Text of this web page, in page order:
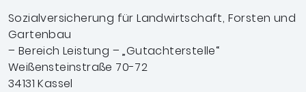
Sozialversicherung für Landwirtschaft, Forsten und
Gartenbau
– Bereich Leistung – „Gutachterstelle“
Weißensteinstraße 70-72
34131 Kassel